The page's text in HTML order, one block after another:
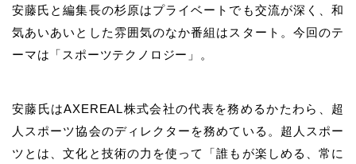
安藤氏と編集長の杉原はプライベートでも交流が深く、和
気あいあいとした雰囲気のなか番組はスタート。今回のテ
ーマは「スポーツテクノロジー」。
安藤氏はAXEREAL株式会社の代表を務めるかたわら、超
人スポーツ協会のディレクターを務めている。超人スポー
ツとは、文化と技術の力を使って「誰もが楽しめる、常に